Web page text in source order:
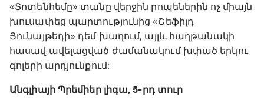
«Տոտենհեմը» տանը վերջին րոպեներին ոչ միայն
խուսափեց պարտությունից «Շեֆիլդ
Յունայթեդի» դեմ խաղում, այլև հաղթանակի
հասավ ավելացված ժամանակում խփած երկու
գոլերի արդյունքում:
Անգլիայի Պրեմիեր լիգա, 5-րդ տուր